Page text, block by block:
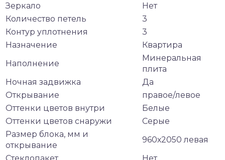
Зеркало
Нет
Количество петель
3
Контур уплотнения
3
Назначение
Квартира
Наполнение
Минеральная
плита
Ночная задвижка
Да
Открывание
правое/левое
Оттенки цветов внутри
Белые
Оттенки цветов снаружи
Серые
Размер блока, мм и
открывание
960х2050 левая